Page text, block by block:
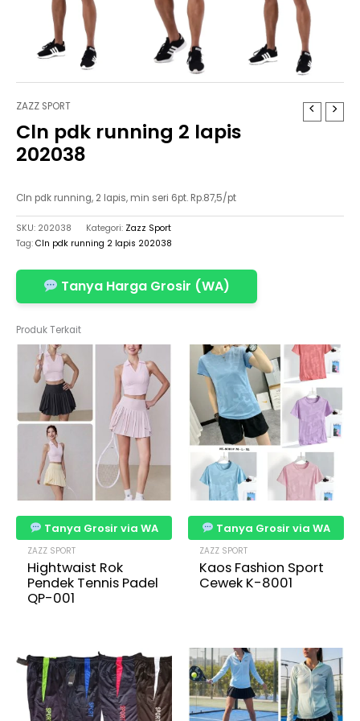
ZAZZ SPORT
Cln pdk running 2 lapis
202038
Cln pdk running, 2 lapis, min seri 6pt. Rp.87,5/pt
SKU: 202038 Kategori: Zazz Sport
Tag: Cln pdk running 2 lapis 202038
Tanya Harga Grosir (WA)
Produk Terkait
Tanya Grosir via WA
ZAZZ SPORT
Hightwaist Rok
Pendek Tennis Padel
QP-001
Tanya Grosir via WA
ZAZZ SPORT
Kaos Fashion Sport
Cewek K-8001